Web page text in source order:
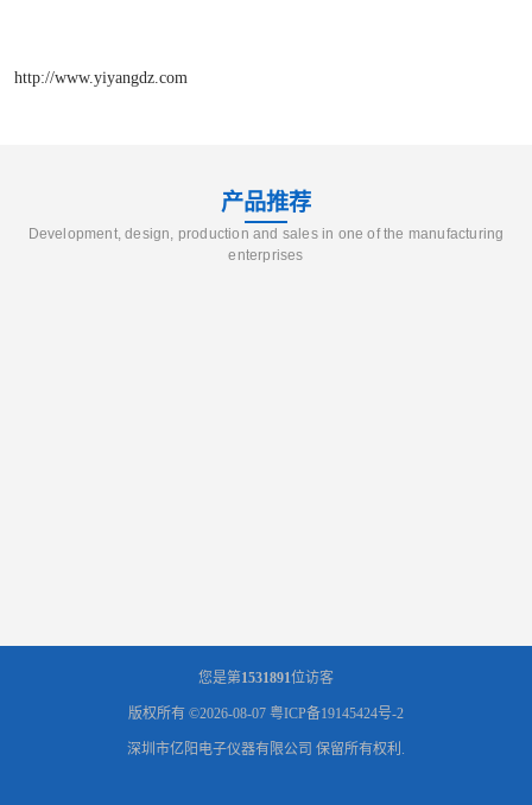
http://www.yiyangdz.com
产品推荐
Development, design, production and sales in one of the manufacturing
enterprises
您是第1531891位访客
版权所有 ©2026-08-07 粤ICP备19145424号-2
深圳市亿阳电子仪器有限公司 保留所有权利.